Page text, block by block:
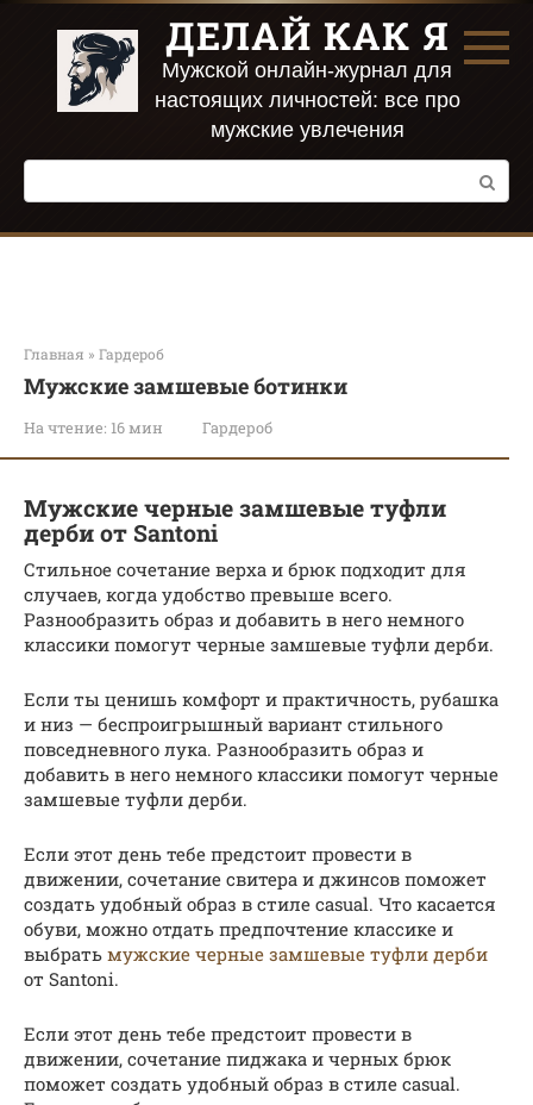
Перейти
контенту
ДЕЛАЙ КАК Я
Мужской онлайн-журнал для
настоящих личностей: все про
мужские увлечения
Поиск:
Главная » Гардероб
Мужские замшевые ботинки
На чтение: 16 мин Гардероб
Мужские черные замшевые туфли
дерби от Santoni
Стильное сочетание верха и брюк подходит для
случаев, когда удобство превыше всего.
Разнообразить образ и добавить в него немного
классики помогут черные замшевые туфли дерби.
Если ты ценишь комфорт и практичность, рубашка
и низ — беспроигрышный вариант стильного
повседневного лука. Разнообразить образ и
добавить в него немного классики помогут черные
замшевые туфли дерби.
Если этот день тебе предстоит провести в
движении, сочетание свитера и джинсов поможет
создать удобный образ в стиле casual. Что касается
обуви, можно отдать предпочтение классике и
выбрать мужские черные замшевые туфли дерби
от Santoni.
Если этот день тебе предстоит провести в
движении, сочетание пиджака и черных брюк
поможет создать удобный образ в стиле casual.